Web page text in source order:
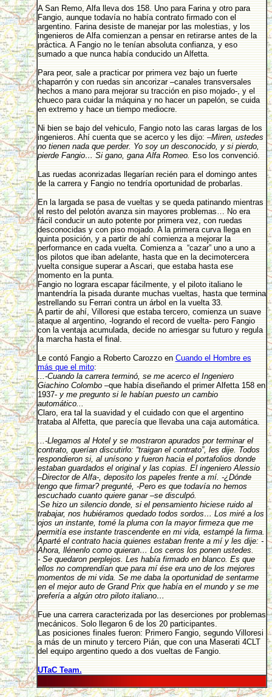
A San Remo, Alfa lleva dos 158. Uno para Farina y otro para
Fangio, aunque todavía no había contrato firmado con el
argentino. Farina desiste de manejar por las molestias, y los
ingenieros de Alfa comienzan a pensar en retirarse antes de la
práctica. A Fangio no le tenían absoluta confianza, y eso
sumado a que nunca había conducido un Alfetta.
Para peor, sale a practicar por primera vez bajo un fuerte
chaparrón y con ruedas sin ancorizar –canales transversales
hechos a mano para mejorar su tracción en piso mojado-, y el
chueco para cuidar la máquina y no hacer un papelón, se cuida
en extremo y hace un tiempo mediocre.
Ni bien se bajo del vehiculo, Fangio noto las caras largas de los
ingenieros. Ahí cuenta que se acerco y les dijo:–Miren, ustedes
no tienen nada que perder. Yo soy un desconocido, y si pierdo,
pierde Fangio… Si gano, gana Alfa Romeo. Eso los convenció.
Las ruedas aconrizadas llegarían recién para el domingo antes
de la carrera y Fangio no tendría oportunidad de probarlas.
En la largada se pasa de vueltas y se queda patinando mientras
el resto del pelotón avanza sin mayores problemas… No era
fácil conducir un auto potente por primera vez, con ruedas
desconocidas y con piso mojado. A la primera curva llega en
quinta posición, y a partir de ahí comienza a mejorar la
performance en cada vuelta. Comienza a “cazar” uno a uno a
los pilotos que iban adelante, hasta que en la decimotercera
vuelta consigue superar a Ascari, que estaba hasta ese
momento en la punta.
Fangio no lograra escapar fácilmente, y el piloto italiano le
mantendría la pisada durante muchas vueltas, hasta que termina
estrellando su Ferrari contra un árbol en la vuelta 33.
A partir de ahí, Villoresi que estaba tercero, comienza un suave
ataque al argentino, -logrando el record de vuelta- pero Fangio
con la ventaja acumulada, decide no arriesgar su futuro y regula
la marcha hasta el final.
Le contó Fangio a Roberto Carozzo en Cuando el Hombre es
más que el mito:
...-Cuando la carrera terminó, se me acerco el Ingeniero
Giachino Colombo –que había diseñando el primer Alfetta 158 en
1937- y me pregunto si le habían puesto un cambio
automático...
Claro, era tal la suavidad y el cuidado con que el argentino
trataba al Alfetta, que parecía que llevaba una caja automática.
...-Llegamos al Hotel y se mostraron apurados por terminar el
contrato, querían discutirlo: “traigan el contrato”, les dije. Todos
respondieron si, al unísono y fueron hacia el portafolios donde
estaban guardados el original y las copias. El ingeniero Alessio
–Director de Alfa-, deposito los papeles frente a mí. -¿Dónde
tengo que firmar? pregunté, -Pero es que todavía no hemos
escuchado cuanto quiere ganar –se disculpó.
-Se hizo un silencio donde, si el pensamiento hiciese ruido al
trabajar, nos hubiéramos quedado todos sordos… Los miré a los
ojos un instante, tomé la pluma con la mayor firmeza que me
permitía ese instante trascendente en mi vida, estampé la firma.
Aparté el contrato hacia quienes estaban frente a mí y les dije: -
Ahora, llénenlo como quieran… Los ceros los ponen ustedes.
- Se quedaron perplejos. Les había firmado en blanco. Es que
ellos no comprendían que para mí ése era uno de los mejores
momentos de mi vida. Se me daba la oportunidad de sentarme
en el mejor auto de Grand Prix que había en el mundo y se me
prefería a algún otro piloto italiano…
Fue una carrera caracterizada por las deserciones por problemas
mecánicos. Solo llegaron 6 de los 20 participantes.
Las posiciones finales fueron: Primero Fangio, segundo Villoresi
a más de un minuto y tercero Pián, que con una Maserati 4CLT
del equipo argentino quedo a dos vueltas de Fangio.
UTaC Team.